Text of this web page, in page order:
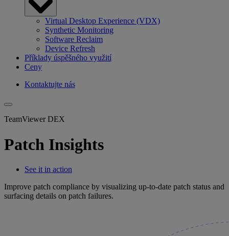
Virtual Desktop Experience (VDX)
Synthetic Monitoring
Software Reclaim
Device Refresh
Příklady úspěšného využití
Ceny
Kontaktujte nás
TeamViewer DEX
Patch Insights
See it in action
Improve patch compliance by visualizing up-to-date patch status and
surfacing details on patch failures.